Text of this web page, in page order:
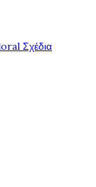
Σχέδια